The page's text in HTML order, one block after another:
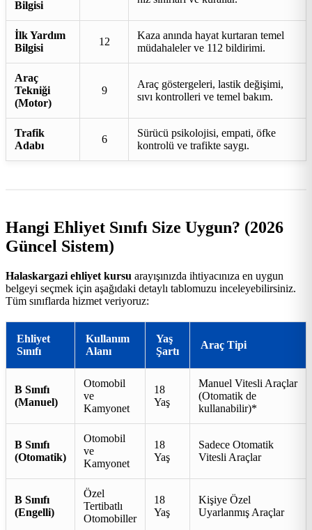
Bilgisi
İlk Yardım
Bilgisi
12
Kaza anında hayat kurtaran temel
müdahaleler ve 112 bildirimi.
Araç
Tekniği
(Motor)
9
Araç göstergeleri, lastik değişimi,
sıvı kontrolleri ve temel bakım.
Trafik
Adabı
6
Sürücü psikolojisi, empati, öfke
kontrolü ve trafikte saygı.
Hangi Ehliyet Sınıfı Size Uygun? (2026
Güncel Sistem)
Halaskargazi ehliyet kursu arayışınızda ihtiyacınıza en uygun
belgeyi seçmek için aşağıdaki detaylı tablomuzu inceleyebilirsiniz.
Tüm sınıflarda hizmet veriyoruz:
Ehliyet
Sınıfı
Kullanım
Alanı
Yaş
Şartı
Araç Tipi
B Sınıfı
(Manuel)
Otomobil
ve
Kamyonet
18
Yaş
Manuel Vitesli Araçlar
(Otomatik de
kullanabilir)*
B Sınıfı
(Otomatik)
Otomobil
ve
Kamyonet
18
Yaş
Sadece Otomatik
Vitesli Araçlar
B Sınıfı
(Engelli)
Özel
Tertibatlı
Otomobiller
18
Yaş
Kişiye Özel
Uyarlanmış Araçlar